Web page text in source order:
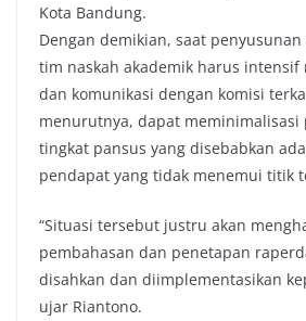
Kota Bandung.
Dengan demikian, saat
tim naskah akademik harus intensif
dan komunikasi dengan komisi
menurutnya, dapat meminimalisasi
tingkat pansus yang disebabkan
pendapat yang tidak menemui titik
“Situasi tersebut justru akan
pembahasan dan penetapan
disahkan dan diimplementasikan
ujar Riantono.